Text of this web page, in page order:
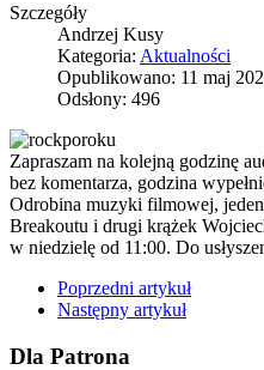
Szczegóły
Andrzej Kusy
Kategoria: Aktualności
Opublikowano: 11 maj
Odsłony: 496
Zapraszam na kolejną godzinę
bez komentarza, godzina
Odrobina muzyki filmowej,
Breakoutu i drugi krążek
w niedzielę od 11:00. Do
Poprzedni artykuł
Następny artykuł
Dla Patrona